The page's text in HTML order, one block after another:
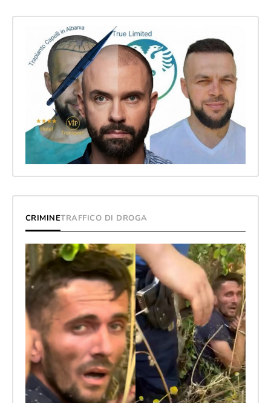
CRIMINETRAFFICO DI DROGA